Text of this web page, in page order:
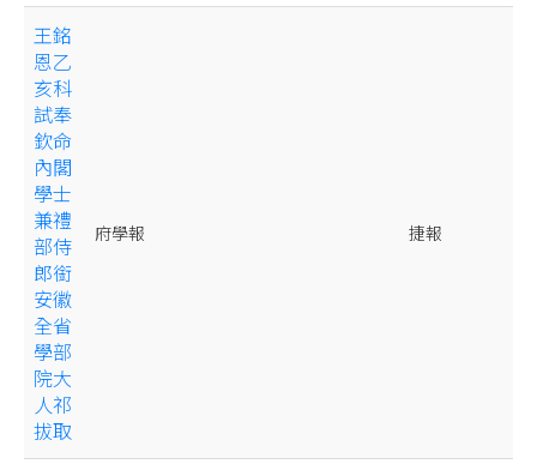
王銘
恩乙
亥科
試奉
欽命
內閣
學士
兼禮
部侍
郎銜
安徽
全省
學部
院大
人祁
拔取
府學報 捷報